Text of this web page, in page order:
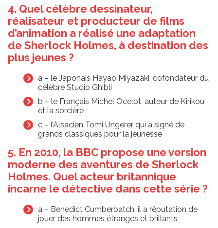
4. Quel célèbre dessinateur,
réalisateur et producteur de films
d’animation a réalisé une adaptation
de Sherlock Holmes, à destination des
plus jeunes ?
a – le Japonais Hayao Miyazaki, cofondateur du
célèbre Studio Ghibli
b – le Français Michel Ocelot, auteur de Kirikou
et la sorcière
c – l’Alsacien Tomi Ungerer qui a signé de
grands classiques pour la jeunesse
5. En 2010, la BBC propose une version
moderne des aventures de Sherlock
Holmes. Quel acteur britannique
incarne le détective dans cette série ?
a – Benedict Cumberbatch, il a réputation de
jouer des hommes étranges et brillants